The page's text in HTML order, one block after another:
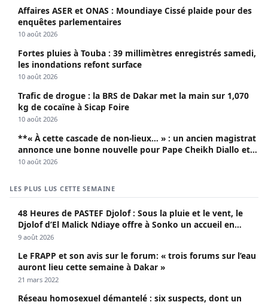
Affaires ASER et ONAS : Moundiaye Cissé plaide pour des
enquêtes parlementaires
10 août 2026
Fortes pluies à Touba : 39 millimètres enregistrés samedi,
les inondations refont surface
10 août 2026
Trafic de drogue : la BRS de Dakar met la main sur 1,070
kg de cocaïne à Sicap Foire
10 août 2026
**« À cette cascade de non-lieux… » : un ancien magistrat
annonce une bonne nouvelle pour Pape Cheikh Diallo et
Cie**
10 août 2026
LES PLUS LUS CETTE SEMAINE
48 Heures de PASTEF Djolof : Sous la pluie et le vent, le
Djolof d’El Malick Ndiaye offre à Sonko un accueil en
apothéose
9 août 2026
Le FRAPP et son avis sur le forum: « trois forums sur l’eau
auront lieu cette semaine à Dakar »
21 mars 2022
Réseau homosexuel démantelé : six suspects, dont un